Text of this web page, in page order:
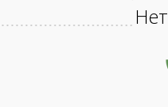
Нет